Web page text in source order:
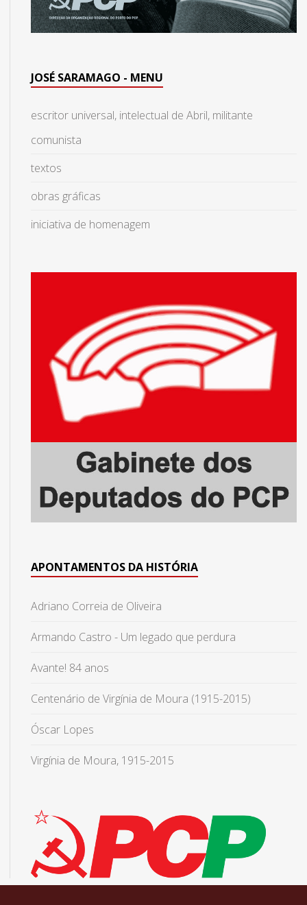
JOSÉ SARAMAGO - MENU
escritor universal, intelectual de Abril, militante
comunista
textos
obras gráficas
iniciativa de homenagem
APONTAMENTOS DA HISTÓRIA
Adriano Correia de Oliveira
Armando Castro - Um legado que perdura
Avante! 84 anos
Centenário de Virgínia de Moura (1915-2015)
Óscar Lopes
Virgínia de Moura, 1915-2015